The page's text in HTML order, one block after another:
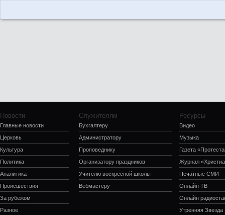
Новости
Главные новости
Церковь
Культура
Политика
Аналитика
Происшествия
За рубежом
Разное
Служителям
Бухгалтеру
Администратору
Проповеднику
Организатору праздников
Учителю воскресной школы
Вебмастеру
Ресурсы
Видео
Музыка
Газета
Журнал
Печатные СМИ
Онлайн ТВ
Онлайн
Утренняя Звезда